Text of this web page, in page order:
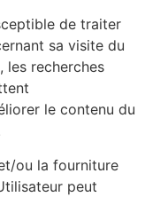
de traiter
sa visite du
les recherches
le contenu du
ou la fourniture
peut